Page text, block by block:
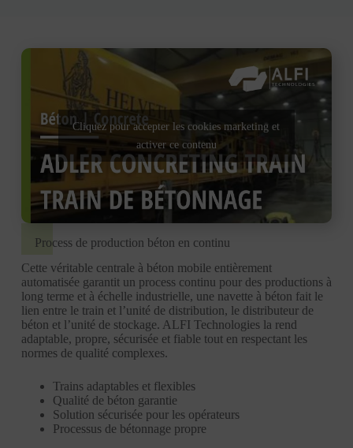
Cliquez pour accepter les cookies marketing et
activer ce contenu
Process de production béton en continu
Cette véritable centrale à béton mobile entièrement
automatisée garantit un process continu pour des productions à
long terme et à échelle industrielle, une navette à béton fait le
lien entre le train et l’unité de distribution, le distributeur de
béton et l’unité de stockage. ALFI Technologies la rend
adaptable, propre, sécurisée et fiable tout en respectant les
normes de qualité complexes.
Trains adaptables et flexibles
Qualité de béton garantie
Solution sécurisée pour les opérateurs
Processus de bétonnage propre